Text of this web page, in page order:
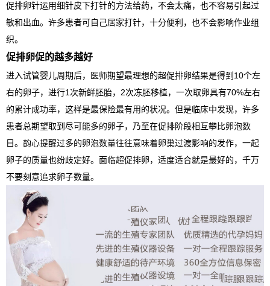
促排卵针运用细针皮下打针的方法给药，不会太痛，也不容易引起过
敏和出血。许多患者可自己居家打针，十分便利，也不会影响作业组
织。
促排卵促的越多越好
进入试管婴儿周期后，医师期望最理想的超促排卵结果是得到10个左
右的卵子，进行1次新鲜胚胎，2次冻胚移植，一次取卵具有70%左右
的累计成功率，这样是最保险最有用的状况。但是临床中发现，许多
患者总期望取到尽可能多的卵子，乃至在促排阶段相互攀比卵泡数
目。韵心提醒过多的卵泡数量往往意味着卵巢过渡影响的发作，一起
卵子的质量也纷歧定好。面临超促排卵，适度适合就是最好的，千万
不要刻意追求卵子数量。